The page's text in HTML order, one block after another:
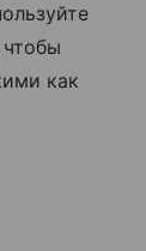
как